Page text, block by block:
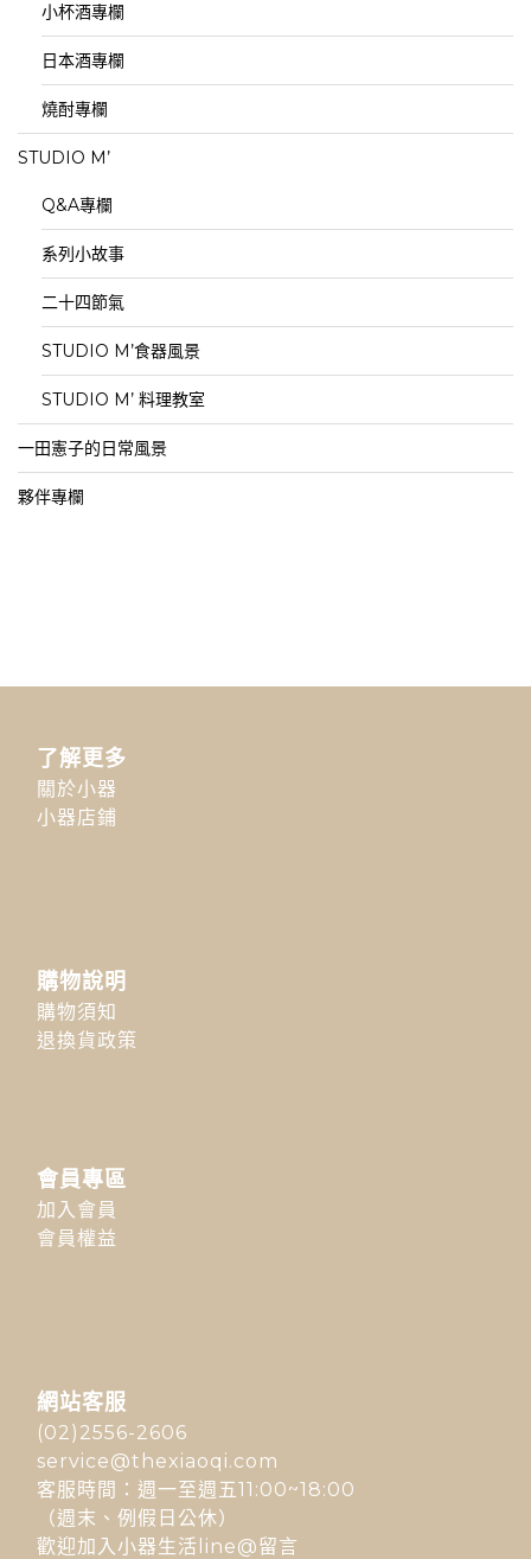
小杯酒專欄
日本酒專欄
燒酎專欄
STUDIO M’
Q&A專欄
系列小故事
二十四節氣
STUDIO M’食器風景
STUDIO M’ 料理教室
一田憲子的日常風景
夥伴專欄
了解更多
關於小器
小器店鋪
購物說明
購物須知
退換貨政策
會員專區
加入會員
會員權益
網站客服
(02)2556-2606
service@thexiaoqi.com
客服時間：週一至週五11:00~18:00
（週末、例假日公休）
歡迎加入小器生活line@留言